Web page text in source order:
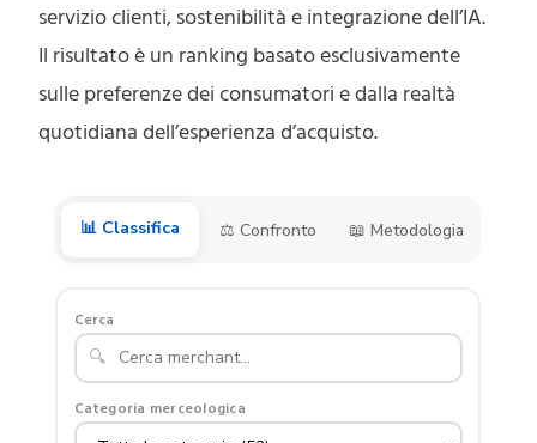
servizio clienti, sostenibilità e integrazione dell’IA.
Il risultato è un ranking basato esclusivamente
sulle preferenze dei consumatori e dalla realtà
quotidiana dell’esperienza d’acquisto.